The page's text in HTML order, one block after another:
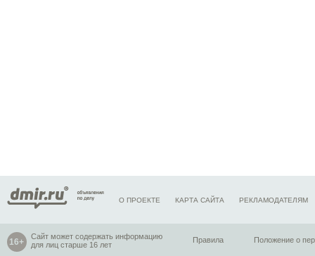
О ПРОЕКТЕ КАРТА САЙТА РЕКЛАМОДАТЕЛЯМ
Сайт может содержать информацию
для лиц старше 16 лет
Правила Положение о